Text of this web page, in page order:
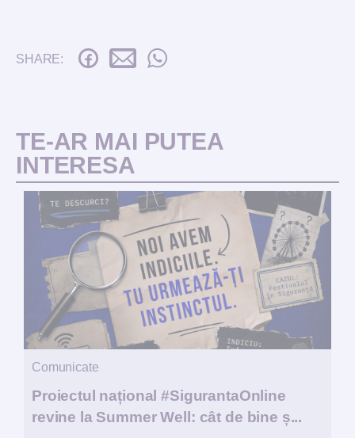
SHARE:
TE-AR MAI PUTEA
INTERESA
Comunicate
Proiectul național #SigurantaOnline
revine la Summer Well: cât de bine ș...